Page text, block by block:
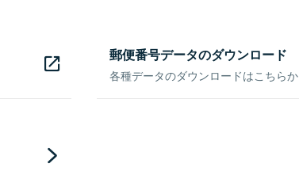
郵便番号データのダウンロード
各種データのダウンロードはこちら